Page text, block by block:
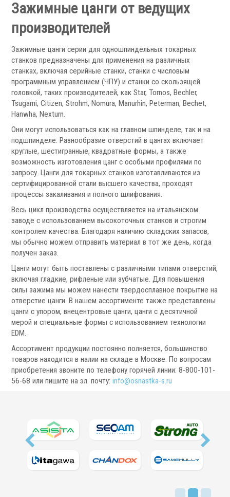
Скиммеры СОЖ
Сепараторы СОЖ
Тефлоновые ленты СОЖ
Рефрактометры СОЖ
Фильтры масляного тумана
Фильтры, расходники и аксессуары
Ротационные соединения
Ротационные соединения для воды
Ротационные соединения для СОЖ
Ротационные соединения для воздуха
Ротационные соединения для масла
Ротационные соединения для гидравлики
Сервис станков
Ремонт винторезных станков
Выполненные проекты
Логистика
Зажимные цанги от ведущих
производителей
Зажимные цанги серии для одношпиндельных токарных
станков предназначены для применения на различных
станках, включая серийные станки, станки с числовым
программным управлением (ЧПУ) и станки со скользящей
головкой, таких производителей, как Star, Tornos, Bechler,
Tsugami, Citizen, Strohm, Nomura, Manurhin, Peterman, Bechet,
Hanwha, Nexturn.
Они могут использоваться как на главном шпинделе, так и на
подшпинделе. Разнообразие отверстий в цангах включает
круглые, шестигранные, квадратные формы, а также
возможность изготовления цанг с особыми профилями по
запросу. Цанги для токарных станков изготавливаются из
сертифицированной стали высшего качества, проходят
процессы закаливания и полного шлифования.
Весь цикл производства осуществляется на итальянском
заводе с использованием высокоточных станков и строгим
контролем качества. Благодаря наличию складских запасов,
мы обычно можем отправить материал в тот же день, когда
получен заказ.
Цанги могут быть поставлены с различными типами отверстий,
включая гладкие, рифленые или зубчатые. Для повышения
силы зажима мы можем нанести твердосплавное покрытие на
отверстие цанги. В нашем ассортименте также представлены
цанги с упором, внецентровые цанги, цанги с десятичной
мерой и специальные формы с использованием технологии
EDM.
Ассортимент продукции постоянно полняется, большинство
товаров находится в налии на складе в Москве. По вопросам
приобретения звоните по телефону горячей линии: 8-800-101-
56-68 или пишите на эл. почту:info@osnastka-s.ru